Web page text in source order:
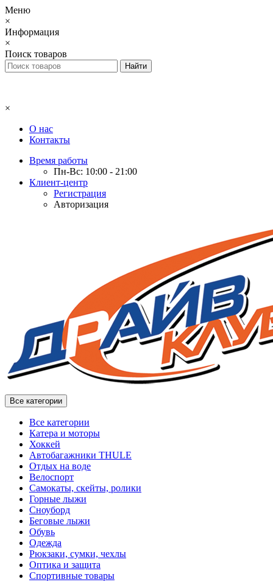
Меню
×
Информация
×
Поиск товаров
×
О нас
Контакты
Время работы
Пн-Вс: 10:00 - 21:00
Клиент-центр
Регистрация
Авторизация
Все категории
Все категории
Катера и моторы
Хоккей
Автобагажники THULE
Отдых на воде
Велоспорт
Самокаты, скейты, ролики
Горные лыжи
Сноуборд
Беговые лыжи
Обувь
Одежда
Рюкзаки, сумки, чехлы
Оптика и защита
Спортивные товары